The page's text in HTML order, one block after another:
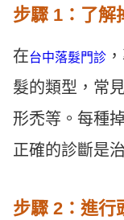
步驟 1：了解
在台中落髮門診
髮的類型，常
形禿等。每種
正確的診斷是
步驟 2：進行